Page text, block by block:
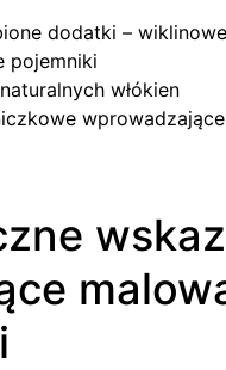
dodatki –
pojemniki
włókien